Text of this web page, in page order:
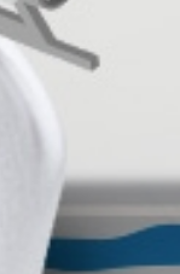
し、災害協定や
。